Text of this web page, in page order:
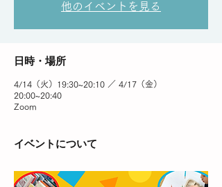
他のイベントを見る
日時・場所
4/14（火）19:30~20:10 ／ 4/17（金）
20:00~20:40
Zoom
イベントについて